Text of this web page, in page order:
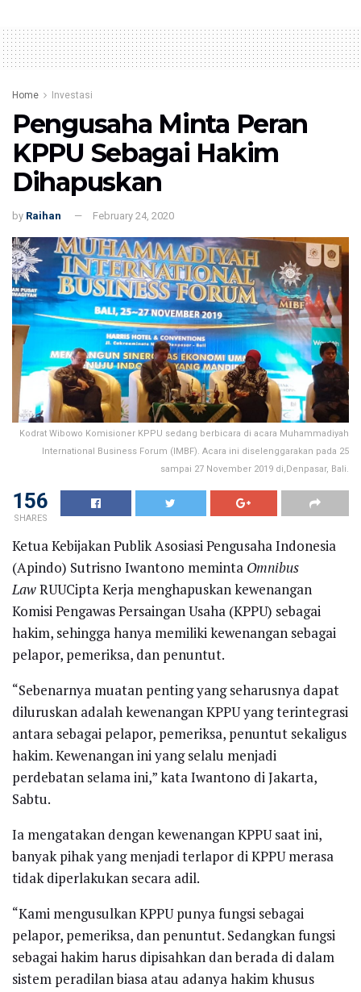
Home Investasi
Pengusaha Minta Peran
KPPU Sebagai Hakim
Dihapuskan
by Raihan February 24, 2020
Kodrat Wibowo Komisioner KPPU sedang berbicara di acara Muhammadiyah
International Business Forum (IMBF). Acara ini diselenggarakan pada 25
sampai 27 November 2019 di,Denpasar, Bali.
156
SHARES
Ketua Kebijakan Publik Asosiasi Pengusaha Indonesia
(Apindo) Sutrisno Iwantono meminta Omnibus
LawRUUCipta Kerja menghapuskan kewenangan
Komisi Pengawas Persaingan Usaha (KPPU) sebagai
hakim, sehingga hanya memiliki kewenangan sebagai
pelapor, pemeriksa, dan penuntut.
“Sebenarnya muatan penting yang seharusnya dapat
diluruskan adalah kewenangan KPPU yang terintegrasi
antara sebagai pelapor, pemeriksa, penuntut sekaligus
hakim. Kewenangan ini yang selalu menjadi
perdebatan selama ini,” kata Iwantono di Jakarta,
Sabtu.
Ia mengatakan dengan kewenangan KPPU saat ini,
banyak pihak yang menjadi terlapor di KPPU merasa
tidak diperlakukan secara adil.
“Kami mengusulkan KPPU punya fungsi sebagai
pelapor, pemeriksa, dan penuntut. Sedangkan fungsi
sebagai hakim harus dipisahkan dan berada di dalam
sistem peradilan biasa atau adanya hakim khusus